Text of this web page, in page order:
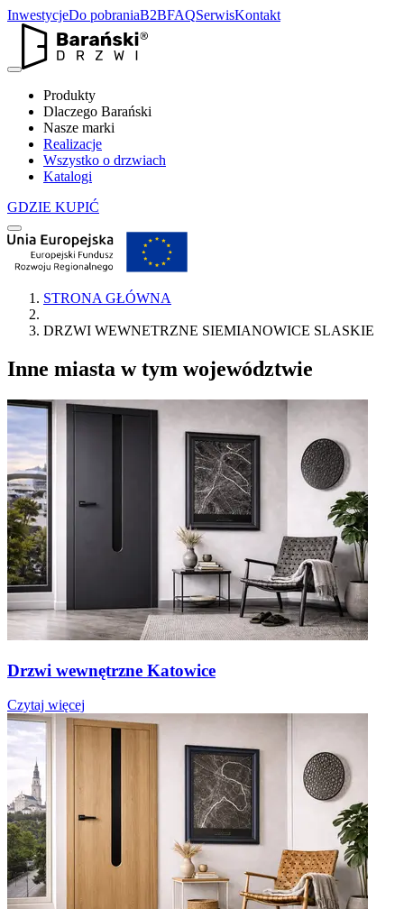
InwestycjeDo pobraniaB2BFAQSerwisKontakt
Produkty
Dlaczego Barański
Nasze marki
Realizacje
Wszystko o drzwiach
Katalogi
GDZIE KUPIĆ
STRONA GŁÓWNA
DRZWI WEWNETRZNE SIEMIANOWICE SLASKIE
Inne miasta w tym województwie
Drzwi wewnętrzne Katowice
Czytaj więcej